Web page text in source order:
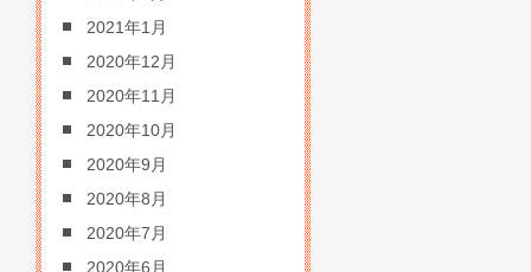
2021年1月
2020年12月
2020年11月
2020年10月
2020年9月
2020年8月
2020年7月
2020年6月